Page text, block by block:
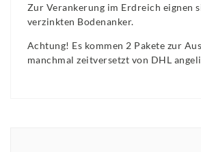
Zur Verankerung im Erdreich eignen
verzinkten Bodenanker.
Achtung! Es kommen 2 Pakete zur
manchmal zeitversetzt von DHL